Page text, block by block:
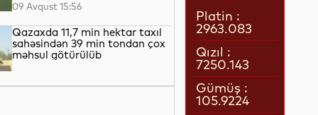
09 Avqust 15:56
Qazaxda 11,7 min hektar taxıl
sahəsindən 39 min tondan çox
məhsul götürülüb
Platin :
2963.083
Qızıl :
7250.143
Gümüş :
105.9224